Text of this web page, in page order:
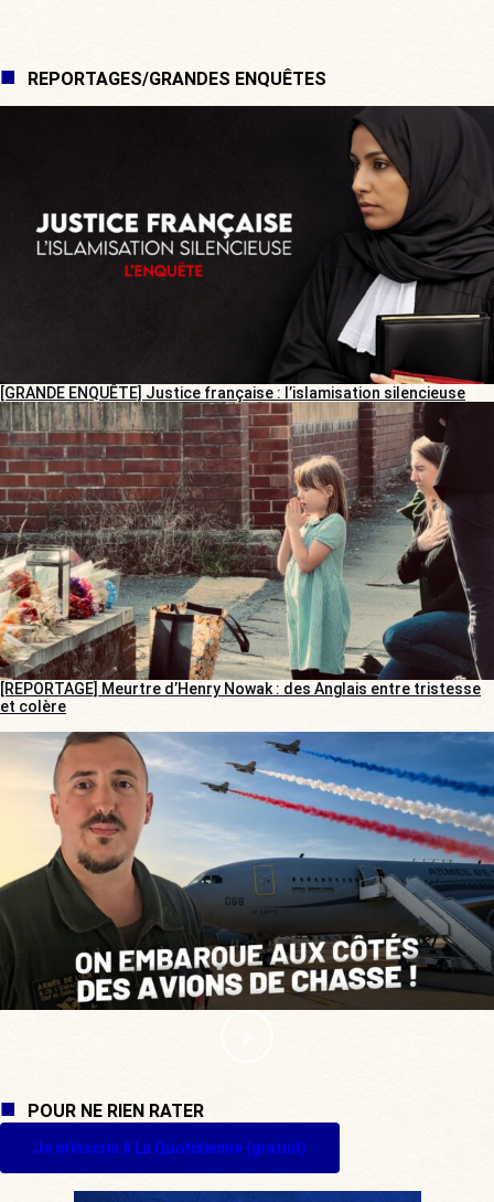
REPORTAGES/GRANDES ENQUÊTES
[GRANDE ENQUÊTE] Justice française : l’islamisation silencieuse
[REPORTAGE] Meurtre d’Henry Nowak : des Anglais entre tristesse
et colère
POUR NE RIEN RATER
Je m'inscris à La Quotidienne (gratuit)